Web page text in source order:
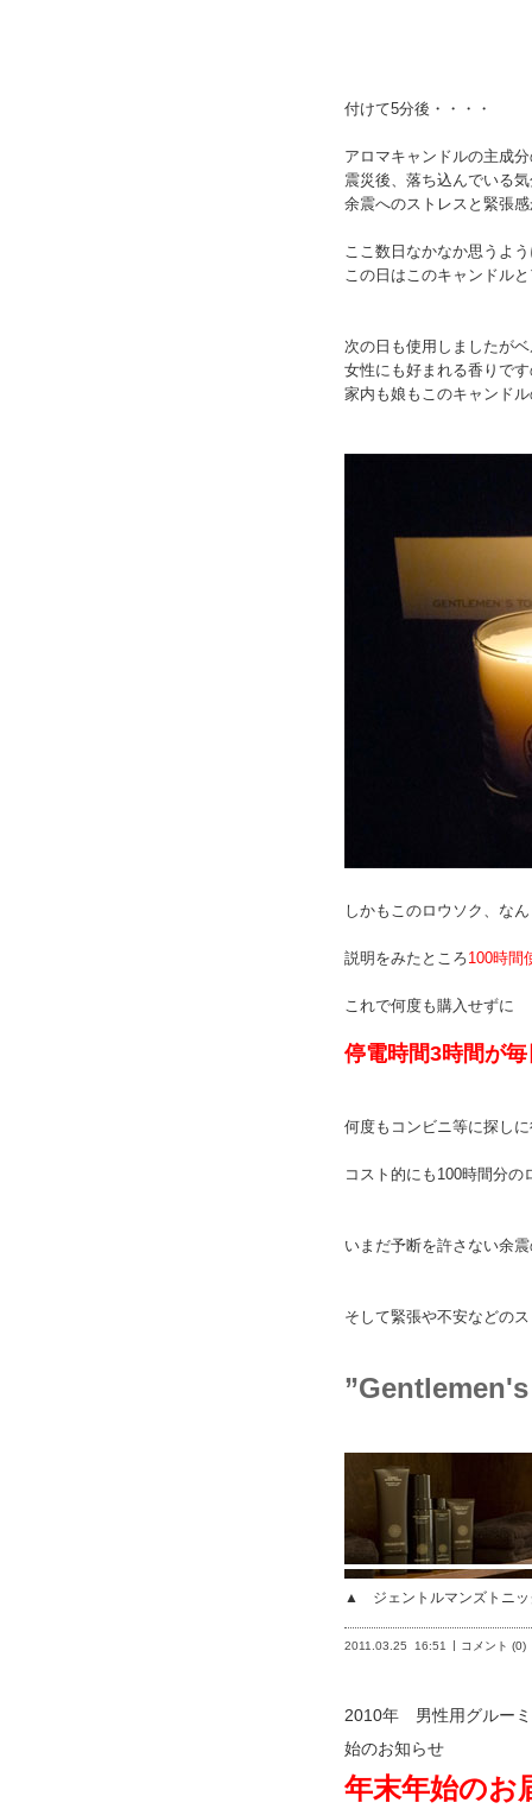
付けて5分後・・・・
アロマキャンドルの主成
震災後、落ち込んでいる
余震へのストレスと緊張
ここ数日なかなか思うよ
この日はこのキャンドル
次の日も使用しましたが
女性にも好まれる香りで
家内も娘もこのキャンド
しかもこのロウソク、な
説明をみたところ100時間
これで何度も購入せずに
停電時間3時間が
何度もコンビニ等に探し
コスト的にも100時間分
いまだ予断を許さない余
そして緊張や不安などの
▲ ジェントルマンズトニッ
2011.03.25 16:51 コメント (0)
2010年 男性用グルー
始のお知らせ
年末年始のお